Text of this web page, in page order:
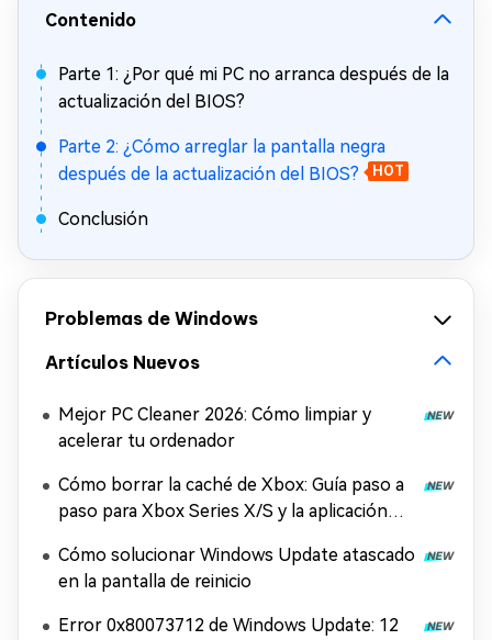
Contenido
Parte 1: ¿Por qué mi PC no arranca después de la
actualización del BIOS?
Parte 2: ¿Cómo arreglar la pantalla negra
después de la actualización del BIOS?
HOT
Conclusión
Problemas de Windows
Artículos Nuevos
Mejor PC Cleaner 2026: Cómo limpiar y
acelerar tu ordenador
Cómo borrar la caché de Xbox: Guía paso a
paso para Xbox Series X/S y la aplicación
Cómo solucionar Windows Update atascado
en la pantalla de reinicio
Error 0x80073712 de Windows Update: 12